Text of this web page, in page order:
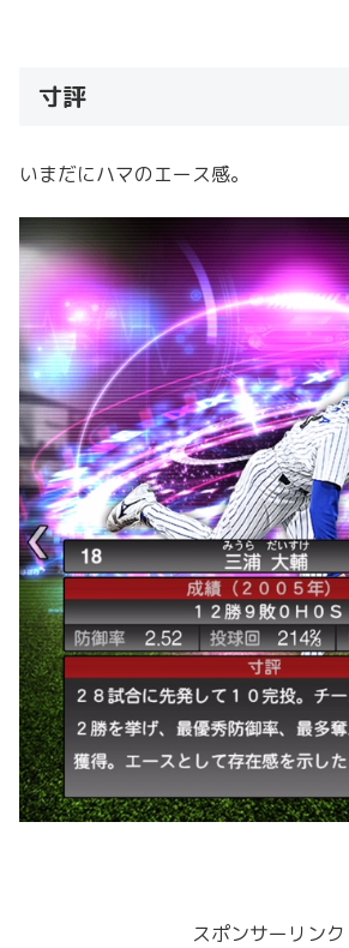
寸評
いまだにハマのエース感。
スポンサーリンク